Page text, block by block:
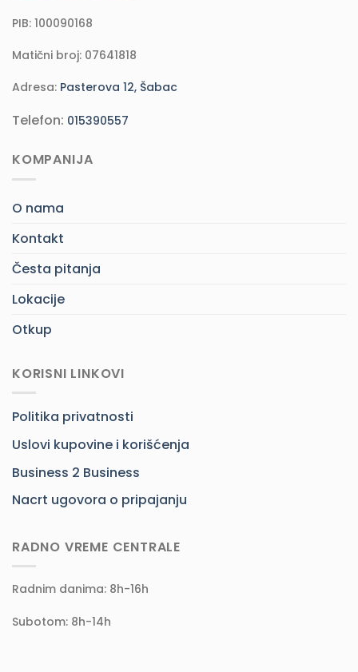
PIB: 100090168
Matični broj: 07641818
Adresa: Pasterova 12, Šabac
Telefon: 015390557
KOMPANIJA
O nama
Kontakt
Česta pitanja
Lokacije
Otkup
KORISNI LINKOVI
Politika privatnosti
Uslovi kupovine i korišćenja
Business 2 Business
Nacrt ugovora o pripajanju
RADNO VREME CENTRALE
Radnim danima: 8h-16h
Subotom: 8h-14h